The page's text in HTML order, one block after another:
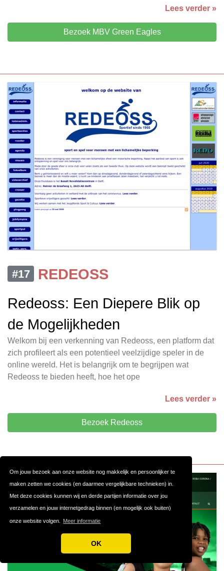
Om jouw bezoek aan onze website nog makkelijk en persoonlijker te
maken zetten we cookies (en daarmee vergelijkbare technieken) in.
Met deze cookies kunnen wij en derde partijen informatie over jou
verzamelen en jouw internetgedrag binnen (en mogelijk ook buiten)
onze website volgen. Meer informatie
OK
Lees verder »
Bezoek MBV Green Eagles
#17
REDEOSS
Redeoss: Een Diepere Blik op
de Mogelijkheden
Welkom bij een verkenning van Redeoss, een platform dat
zich profileert als een potentieel veelzijdige speler in de
online wereld. Het is belangrijk om te begrijpen wat
Redeoss te bieden heeft, hoe het ope
Lees verder »
Bezoek Redeoss